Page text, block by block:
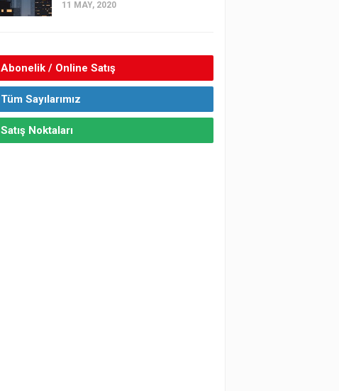
11 MAY, 2020
Abonelik / Online Satış
Tüm Sayılarımız
Satış Noktaları